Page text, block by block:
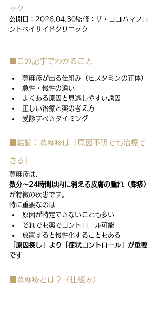
ック
公開日：2026.04.30監修：ザ・ヨコハマフロ
ントベイサイドクリニック
■この記事でわかること
蕁麻疹が出る仕組み（ヒスタミンの正体）
急性・慢性の違い
よくある原因と見逃しやすい誘因
正しい治療と薬の考え方
受診すべきタイミング
■結論：蕁麻疹は「原因不明でも治療で
きる」
蕁麻疹は、
数分〜24時間以内に消える皮膚の腫れ（膨疹）
が特徴の疾患です。
特に重要なのは
原因が特定できないことも多い
それでも薬でコントロール可能
放置すると慢性化することもある
「原因探し」より「症状コントロール」が重要
です
■蕁麻疹とは？（仕組み）